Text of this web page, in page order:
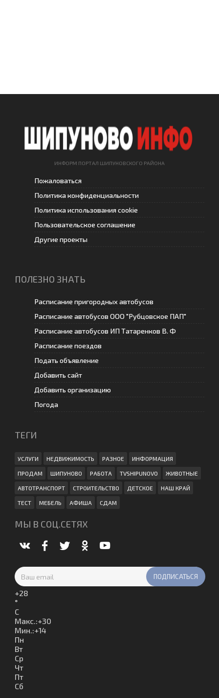
ИНФОРМ ПОРТАЛ ШИПУНОВСКОГО РАЙОНА
Пожаловаться
Политика конфиденциальности
Политика использования cookie
Пользовательское соглашение
Другие проекты
ПОЛЕЗНО ЗНАТЬ
Расписание пригородных автобусов
Расписание автобусов ООО "Рубцовское ПАП"
Расписание автобусов ИП Татаренков В. Ф
Расписание поездов
Подать объявление
Добавить сайт
Добавить организацию
Погода
ТЕГИ
УСЛУГИ НЕДВИЖИМОСТЬ РАЗНОЕ ИНФОРМАЦИЯ
ПРОДАМ ШИПУНОВО РАБОТА TVSHIPUNOVO ЖИВОТНЫЕ
АВТОТРАНСПОРТ СТРОИТЕЛЬСТВО ДЕТСКОЕ НАШ КРАЙ
ТЕСТ МЕБЕЛЬ АФИША СДАМ
МЫ В СОЦ.СЕТЯХ
+28
°
C
Макс.:+30
Мин.:+14
Пн
Вт
Ср
Чт
Пт
Сб